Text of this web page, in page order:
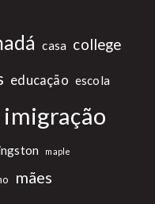
casa college
educação escola
imigração
maple
mães